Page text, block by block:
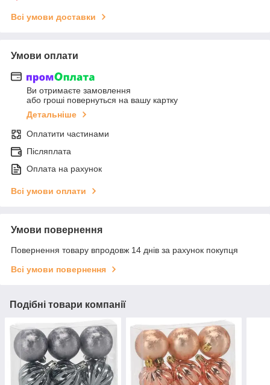
Всі умови доставки
Умови оплати
Ви отримаєте замовлення
або гроші повернуться на вашу картку
Детальніше
Оплатити частинами
Післяплата
Оплата на рахунок
Всі умови оплати
Умови повернення
Повернення товару впродовж 14 днів за рахунок покупця
Всі умови повернення
Подібні товари компанії